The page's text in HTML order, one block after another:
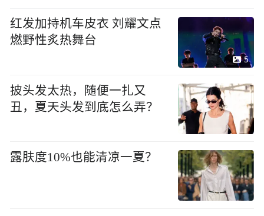
红发加持机车皮衣 刘耀文点
燃野性炙热舞台
5
披头发太热，随便一扎又
丑，夏天头发到底怎么弄？
露肤度10%也能清凉一夏？